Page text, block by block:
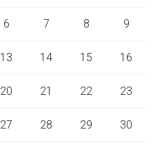
6 7 8 9
13 14 15 16
20 21 22 23
27 28 29 30